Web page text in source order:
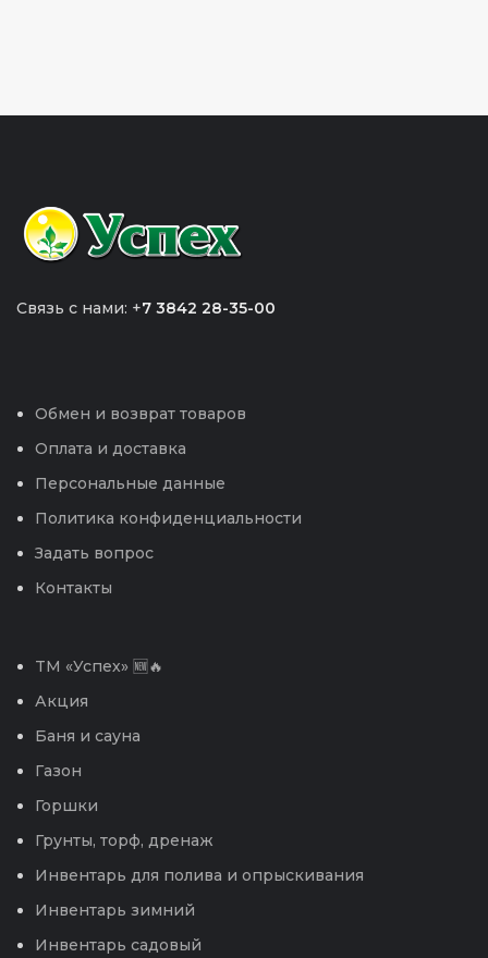
Связь с нами: +7 3842 28-35-00
Обмен и возврат товаров
Оплата и доставка
Персональные данные
Политика конфиденциальности
Задать вопрос
Контакты
TM «Успех» 🆕🔥
Акция
Баня и сауна
Газон
Горшки
Грунты, торф, дренаж
Инвентарь для полива и опрыскивания
Инвентарь зимний
Инвентарь садовый